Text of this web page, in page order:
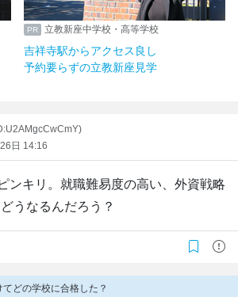
立教新座中学校・高等学校
吉祥寺駅からアクセス良し
予約要らずの立教新座見学
日 14:16
ンキリ。就職難易度の高い、外資戦略
うなるんだろう？